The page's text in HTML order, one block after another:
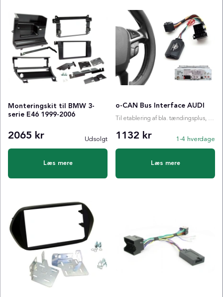
Monteringskit til BMW 3-
serie E46 1999-2006
2065 kr Udsolgt
Læs mere
o-CAN Bus Interface AUDI
Til etablering af bla. tændingsplus, ratstyring etc.
1132 kr 1-4 hverdage
Læs mere